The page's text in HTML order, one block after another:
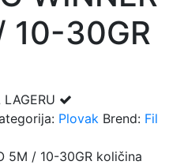
10-30GR
Plovak Brend: Fil
5M / 10-30GR količina